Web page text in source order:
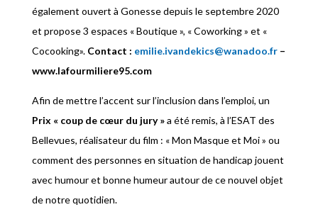
également ouvert à Gonesse depuis le septembre 2020
et propose 3 espaces « Boutique », « Coworking » et «
Cocooking». Contact : emilie.ivandekics@wanadoo.fr–
www.lafourmiliere95.com
Afin de mettre l’accent sur l’inclusion dans l’emploi, un
Prix « coup de cœur du jury »a été remis, à l’ESAT des
Bellevues, réalisateur du film : « Mon Masque et Moi » ou
comment des personnes en situation de handicap jouent
avec humour et bonne humeur autour de ce nouvel objet
de notre quotidien.